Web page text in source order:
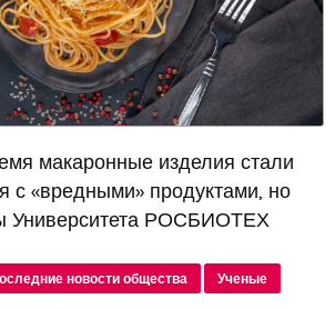
макаронные изделия стали
с «вредными» продуктами, но
Университета РОСБИОТЕХ
новости общества Ученые